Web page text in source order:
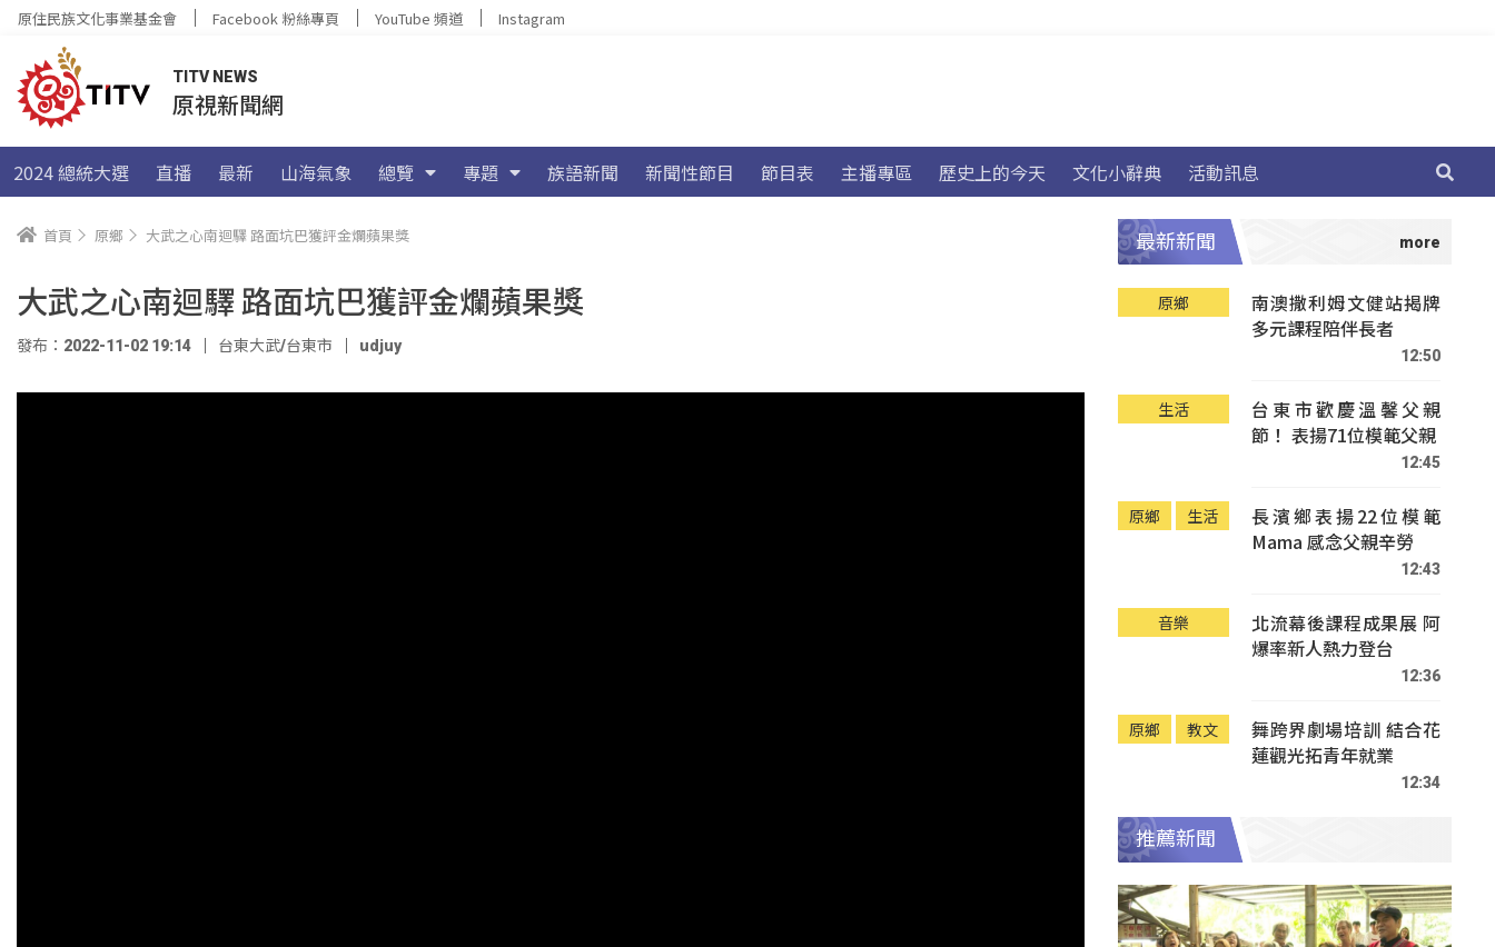
原住民族文化事業基金會 Facebook 粉絲專頁 YouTube 頻道 Instagram
TITV NEWS
原視新聞網
2024 總統大選 直播 最新 山海氣象 總覽 專題 族語新聞 新聞性節目 節目表 主播專區 歷史上的今天 文化小辭典 活動訊息
首頁 原鄉 大武之心南迴驛 路面坑巴獲評金爛蘋果獎
大武之心南迴驛 路面坑巴獲評金爛蘋果獎
發布：2022-11-02 19:14 台東大武/台東市 udjuy
最新新聞
原鄉
南澳撒利姆文健站揭牌
多元課程陪伴長者
12:50
生活
台東市歡慶溫馨父親
節！ 表揚71位模範父親
12:45
原鄉 生活
長濱鄉表揚22位模範
Mama 感念父親辛勞
12:43
音樂
北流幕後課程成果展 阿
爆率新人熱力登台
12:36
原鄉 教文
舞跨界劇場培訓 結合花
蓮觀光拓青年就業
12:34
推薦新聞